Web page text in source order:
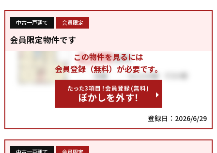
中古一戸建て 会員限定
会員限定物件です
この物件を見るには
会員登録（無料）が必要です。
たった3項目！会員登録(無料)
ぼかしを外す！
登録日：2026/6/29